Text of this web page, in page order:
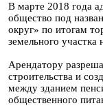
В марте 2018 года
общество под
округ» по итогам
земельного
Арендатору
строительства и
между зданием
общественного